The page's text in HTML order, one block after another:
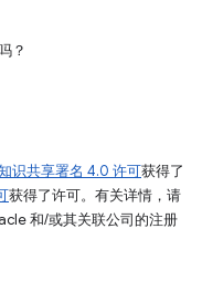
？
识共享署名 4.0 许可获得了
获得了许可。有关详情，请
和/或其关联公司的注册